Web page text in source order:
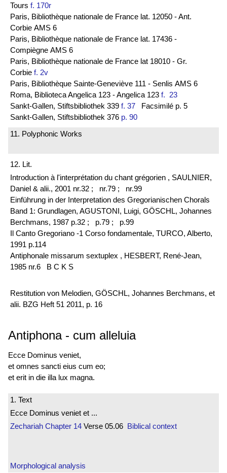
Tours f. 170r
Paris, Bibliothèque nationale de France lat. 12050 - Ant.
Corbie AMS 6
Paris, Bibliothèque nationale de France lat. 17436 -
Compiègne AMS 6
Paris, Bibliothèque nationale de France lat 18010 - Gr.
Corbie f. 2v
Paris, Bibliothèque Sainte-Geneviève 111 - Senlis AMS 6
Roma, Biblioteca Angelica 123 - Angelica 123 f. 23
Sankt-Gallen, Stiftsbibliothek 339 f. 37 Facsimilé p. 5
Sankt-Gallen, Stiftsbibliothek 376 p. 90
11. Polyphonic Works
12. Lit.
Introduction à l'interprétation du chant grégorien , SAULNIER,
Daniel & alii., 2001 nr.32 ;
nr.79 ;
nr.99
Einführung in der Interpretation des Gregorianischen Chorals
Band 1: Grundlagen, AGUSTONI, Luigi, GÖSCHL, Johannes
Berchmans, 1987 p.32 ;
p.79 ;
p.99
Il Canto Gregoriano -1 Corso fondamentale, TURCO, Alberto,
1991 p.114
Antiphonale missarum sextuplex , HESBERT, René-Jean,
1985 nr.6 B C K S
Restitution von Melodien, GÖSCHL, Johannes Berchmans, et
alii. BZG Heft 51 2011, p. 16
Antiphona- cum alleluia
Ecce Dominus veniet,
et omnes sancti eius cum eo;
et erit in die illa lux magna.
1. Text
Ecce Dominus veniet et ...
Zechariah Chapter 14 Verse 05.06 Biblical context
Morphological analysis